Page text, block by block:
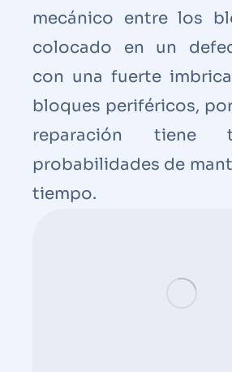
mecánico entre los
colocado en un
con una fuerte
bloques periféricos,
reparación tiene
probabilidades de
tiempo.